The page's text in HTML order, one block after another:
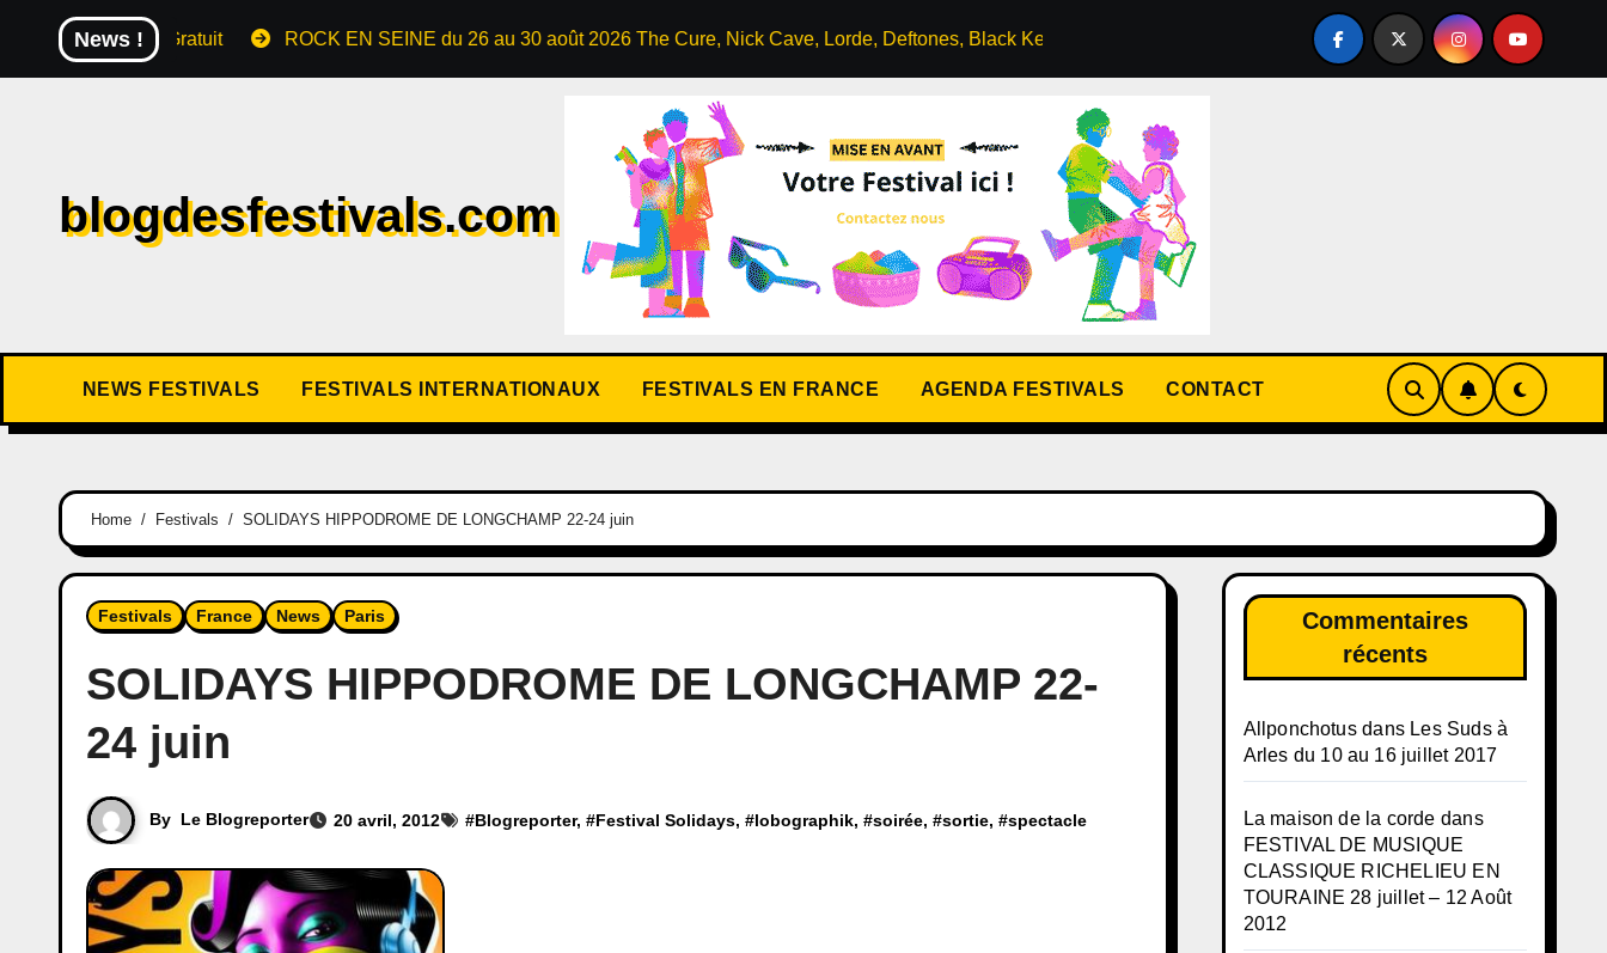
News !
Gratuit ROCK EN SEINE du 26 au 30 août 2026 The Cure, Nick Cave, Lorde, Deftones, Black Keys… FESTIVAL D’ETE du 25 juin au 19 juillet 2026 au Cabaret sauvage
blogdesfestivals.com
NEWS FESTIVALS FESTIVALS INTERNATIONAUX FESTIVALS EN FRANCE AGENDA FESTIVALS CONTACT
Home Festivals SOLIDAYS HIPPODROME DE LONGCHAMP 22-24 juin
Festivals France News Paris
SOLIDAYS HIPPODROME DE LONGCHAMP 22-
24 juin
By Le Blogreporter 20 avril, 2012 #Blogreporter, #Festival Solidays, #lobographik, #soirée, #sortie, #spectacle
Commentaires
récents
Allponchotusdans Les Suds à
Arles du 10 au 16 juillet 2017
La maison de la corde dans
FESTIVAL DE MUSIQUE
CLASSIQUE RICHELIEU EN
TOURAINE 28 juillet – 12 Août
2012